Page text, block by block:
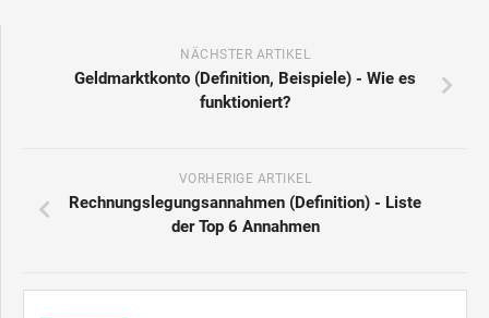
NÄCHSTER ARTIKEL
Geldmarktkonto (Definition, Beispiele) - Wie es
funktioniert?
VORHERIGE ARTIKEL
Rechnungslegungsannahmen (Definition) - Liste
der Top 6 Annahmen